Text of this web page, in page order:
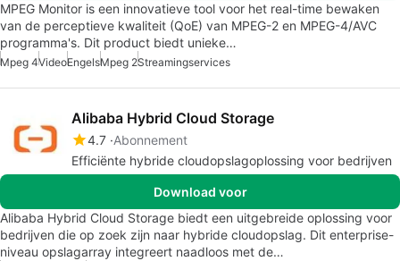
MPEG Monitor is een innovatieve tool voor het real-time bewaken
van de perceptieve kwaliteit (QoE) van MPEG-2 en MPEG-4/AVC
programma's. Dit product biedt unieke…
Mpeg 4VideoEngelsMpeg 2Streamingservices
Alibaba Hybrid Cloud Storage
4.7 Abonnement
Efficiënte hybride cloudopslagoplossing voor bedrijven
Download voor
Alibaba Hybrid Cloud Storage biedt een uitgebreide oplossing voor
bedrijven die op zoek zijn naar hybride cloudopslag. Dit enterprise-
niveau opslagarray integreert naadloos met de…